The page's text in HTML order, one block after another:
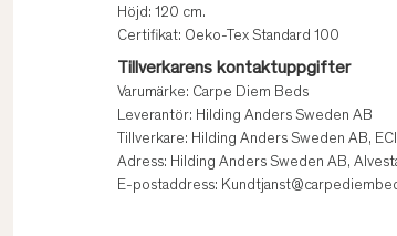
Höjd: 120 cm.
Certifikat: Oeko-Tex Standard 100
Tillverkarens kontaktuppgifter
Varumärke: Carpe Diem Beds
Leverantör: Hilding Anders Sweden AB
Tillverkare: Hilding Anders Sweden AB,
Adress: Hilding Anders Sweden AB,
E-postaddress: